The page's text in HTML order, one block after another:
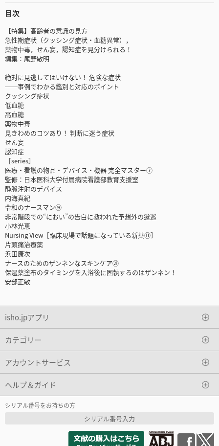
目次
【特集】高齢者の意識の見方
急性期症状（クッシング症状・血糖異常），
薬物中毒，せん妄，認知症を見分けられる！
編集：尾野敏明
絶対に見逃してはいけない！ 危険な症状
──事例でわかる鑑別と対応のポイント
クッシング症状
低血糖
高血糖
薬物中毒
見きわめのコツあり！ 判断に迷う症状
せん妄
認知症
［series］
医療・看護の物品・デバイス・機器 完全マスター⑦
監修：日本医科大学付属病院看護部教育支援室
静脈注射のデバイス
内海真紀
令和のナースマン⑨
非常階段での“におい”の告白に救われた予想外の逡巡
小林光恵
Nursing View［臨床現場で話題になっている新薬⑪］
片頭痛治療薬
浜田康次
ナースのためのザンネンなスキンケア㉑
保湿薬塗布のタイミングを入浴後に固執するのはザンネン！
安部正敏
isho.jpアプリ
カテゴリー
アカウントサービス
ヘルプ＆ガイド
シリアル番号をお持ちの方
シリアル番号入力